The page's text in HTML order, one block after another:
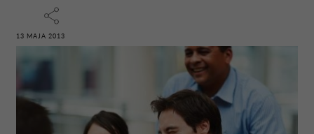
13 MAJA 2013